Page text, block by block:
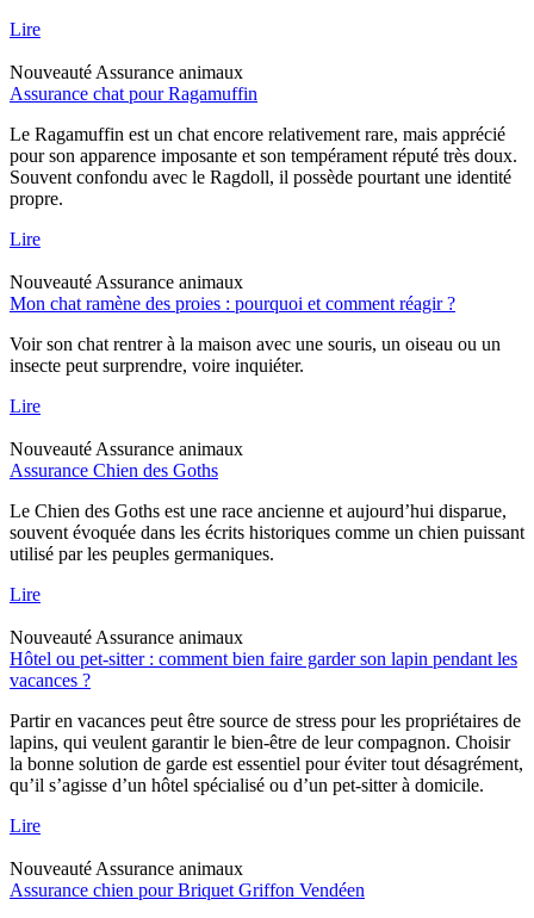
Lire
Nouveauté Assurance animaux
Assurance chat pour Ragamuffin
Le Ragamuffin est un chat encore relativement rare, mais apprécié
pour son apparence imposante et son tempérament réputé très doux.
Souvent confondu avec le Ragdoll, il possède pourtant une identité
propre.
Lire
Nouveauté Assurance animaux
Mon chat ramène des proies : pourquoi et comment réagir ?
Voir son chat rentrer à la maison avec une souris, un oiseau ou un
insecte peut surprendre, voire inquiéter.
Lire
Nouveauté Assurance animaux
Assurance Chien des Goths
Le Chien des Goths est une race ancienne et aujourd’hui disparue,
souvent évoquée dans les écrits historiques comme un chien puissant
utilisé par les peuples germaniques.
Lire
Nouveauté Assurance animaux
Hôtel ou pet-sitter : comment bien faire garder son lapin pendant les
vacances ?
Partir en vacances peut être source de stress pour les propriétaires de
lapins, qui veulent garantir le bien-être de leur compagnon. Choisir
la bonne solution de garde est essentiel pour éviter tout désagrément,
qu’il s’agisse d’un hôtel spécialisé ou d’un pet-sitter à domicile.
Lire
Nouveauté Assurance animaux
Assurance chien pour Briquet Griffon Vendéen